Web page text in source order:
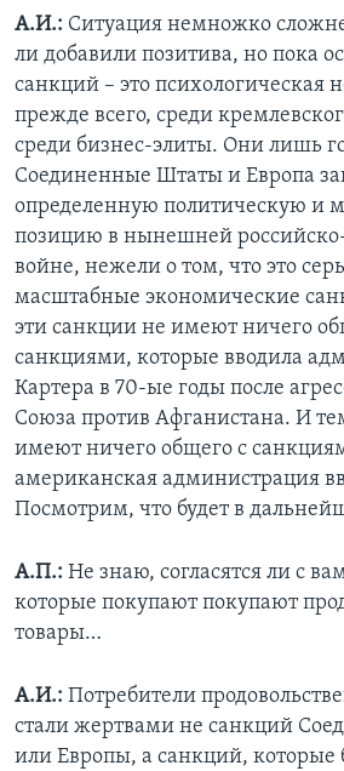
А.И.: Ситуация немножко
ли добавили позитива, но пока
санкций – это психологическая
прежде всего, среди
среди бизнес-элиты. Они лишь
Соединенные Штаты и Европа
определенную политическую и
позицию в нынешней
войне, нежели о том, что это
масштабные экономические
эти санкции не имеют ничего
санкциями, которые вводила
Картера в 70-ые годы после
Союза против Афганистана. И
имеют ничего общего с
американская администрация
Посмотрим, что будет в
А.П.: Не знаю, согласятся ли с
которые покупают покупают
товары…
А.И.: Потребители
стали жертвами не санкций
или Европы, а санкций, которые